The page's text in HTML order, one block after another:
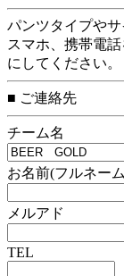
パンツタイプやサ
スマホ、携帯電
にしてください。
■ ご連絡先
チーム名
お名前(フルネー
メルアド
TEL